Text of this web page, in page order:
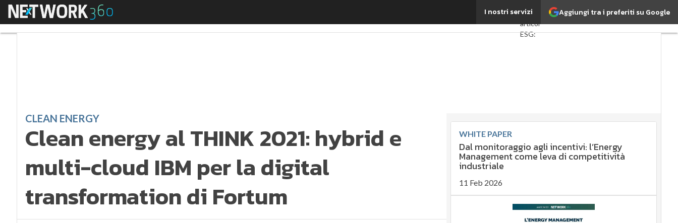
Aggiungi tra i preferiti su Google
I nostri servizi
Menu Clean energy al THINK 2021: hybrid e multi-cloud IBM per la digital transformation di FortumUltimi
articoli
ESG:
importante?
Ambiente
Economia
sostenibile
Sustainability
CLEAN ENERGY
Clean energy al THINK 2021: hybrid e
multi-cloud IBM per la digital
transformation di Fortum
WHITE PAPER
Dal monitoraggio agli incentivi: l’Energy
Management come leva di competitività
industriale
11 Feb 2026